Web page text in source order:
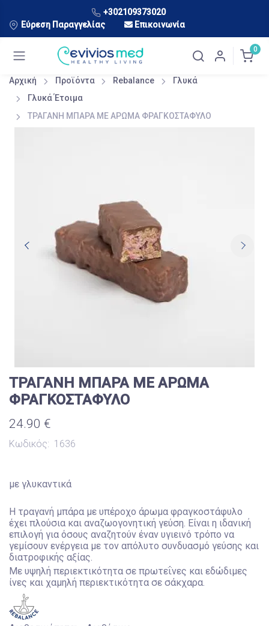
+302109373020
Εύρεση Παραγγελίας
Επικοινωνία
0
Αρχική Προϊόντα Rebalance
Γλυκά
Γλυκά Έτοιμα
ΤΡΑΓΑΝΗ ΜΠΑΡΑ ΜΕ ΑΡΩΜΑ ΦΡΑΓΚΟΣΤΑΦΥΛΟ
ΤΡΑΓΑΝΗ ΜΠΑΡΑ ΜΕ ΑΡΩΜΑ
ΦΡΑΓΚΟΣΤΑΦΥΛΟ
24.90 €
Κωδικός: 1636
με γλυκαντικά
Η τραγανή μπάρα με υπέροχο άρωμα φραγκοστάφυλο
έχει πλούσια και αναζωογονητική γεύση. Είναι η ιδανική
επιλογή για όσους αναζητούν έναν υγιεινό τρόπο να
γεμίσουν ενέργεια με τον απόλυτο συνδυασμό γεύσης και
διατροφικής αξίας.
Mε υψηλή περιεκτικότητα σε πρωτεΐνες και εδώδιμες
ίνες και χαμηλή περιεκτικότητα σε σάκχαρα.